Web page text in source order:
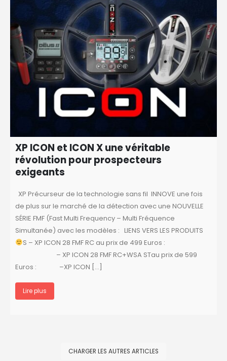
XP ICON et ICON X une véritable
révolution pour prospecteurs
exigeants
XP Précurseur de la technologie sans fil INNOVE une fois
de plus sur le marché de la détection avec une NOUVELLE
SÉRIE FMF (Fast Multi Frequency – Multi Fréquence
Simultanée) avec les modèles : LIENS VERS LES PRODUITS
S – XP ICON 28 FMF RC au prix de 499 Euros :
– XP ICON 28 FMF RC+WSA STau prix de 599
Euros : –XP ICON […]
Lire plus
CHARGER LES AUTRES ARTICLES